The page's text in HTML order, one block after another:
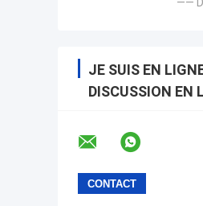
——
JE SUIS EN
DISCUSSION EN